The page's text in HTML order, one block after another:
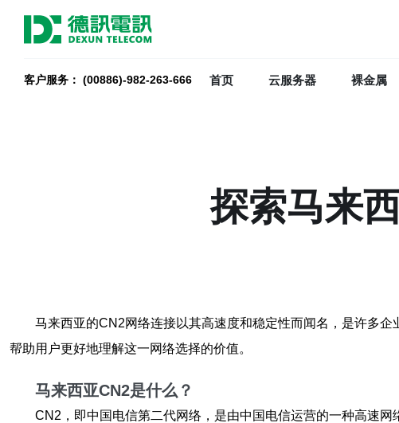
客户服务： (00886)-982-263-666 首页 云服务器 裸金属
探索马来
马来西亚的CN2网络连接以其高速度和稳定性而闻名，是许多
帮助用户更好地理解这一网络选择的价值。
马来西亚CN2是什么？
CN2，即中国电信第二代网络，是由中国电信运营的一种高速